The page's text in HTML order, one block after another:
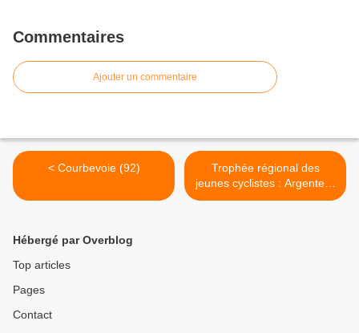
Commentaires
Ajouter un commentaire
< Courbevoie (92)
Trophée régional des
jeunes cyclistes : Argenteuil
(95) et Clamart (92) >
Hébergé par Overblog
Top articles
Pages
Contact